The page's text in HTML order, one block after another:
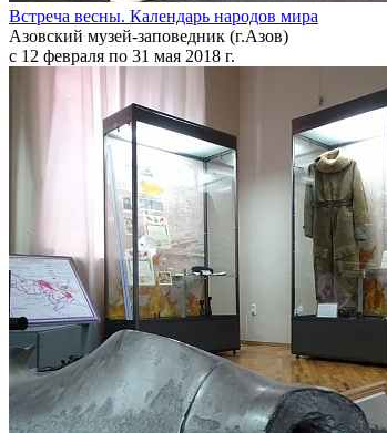
Встреча весны. Календарь народов мира
Азовский музей-заповедник (г.Азов)
с 12 февраля по 31 мая 2018 г.